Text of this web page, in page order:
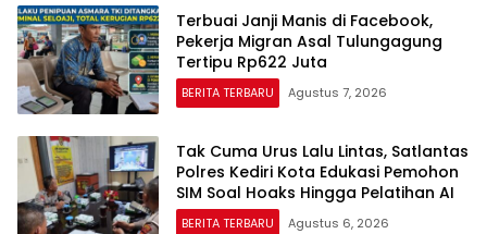
Terbuai Janji Manis di Facebook,
Pekerja Migran Asal Tulungagung
Tertipu Rp622 Juta
BERITA TERBARU Agustus 7, 2026
Tak Cuma Urus Lalu Lintas, Satlantas
Polres Kediri Kota Edukasi Pemohon
SIM Soal Hoaks Hingga Pelatihan AI
BERITA TERBARU Agustus 6, 2026